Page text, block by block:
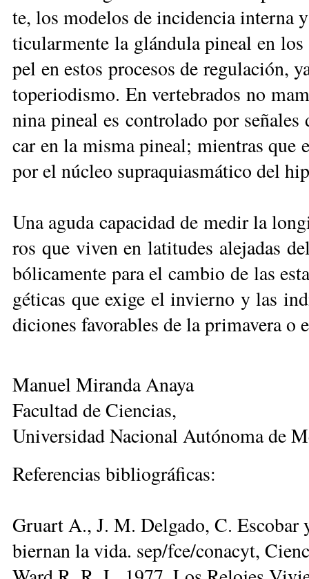
te, los mo­de­los de in­ci­den­cia in­ter­na
ti­cu­lar­men­te la glán­du­la pi­neal en
pel en es­tos pro­ce­sos de re­gu­la­ción,
to­pe­rio­dis­mo. En ver­te­bra­dos no
ni­na pi­neal es con­tro­la­do por
car en la mis­ma pi­neal; mien­tras que
por el nú­cleo su­pra­quias­má­ti­co del
Una agu­da ca­pa­ci­dad de me­dir la
ros que vi­ven en la­ti­tu­des ale­ja­das
bó­li­ca­men­te pa­ra el cam­bio de las
gé­ti­cas que exi­ge el in­vier­no y las
di­cio­nes fa­vo­ra­bles de la pri­ma­ve­ra o
Ma­nuel Mi­ran­da Ana­ya
Fa­cul­tad de Cien­cias,
Universidad Nacional Autónoma de
Re­fe­ren­cias bi­blio­grá­fi­cas:
Gruart A., J. M. Del­ga­do, C.
bier­nan la vi­da. sep/fce/conacyt,